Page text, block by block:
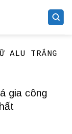
ALU TRẮNG
gia công